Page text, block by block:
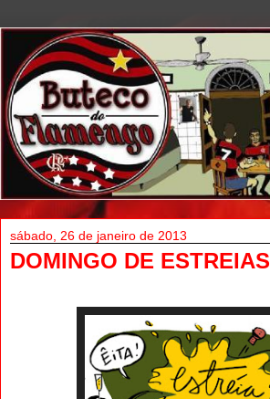
sábado, 26 de janeiro de 2013
DOMINGO DE ESTREIAS